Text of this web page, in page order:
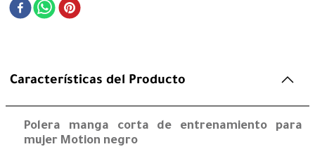
Características del Producto
Polera manga corta de entrenamiento para
mujer Motion negro